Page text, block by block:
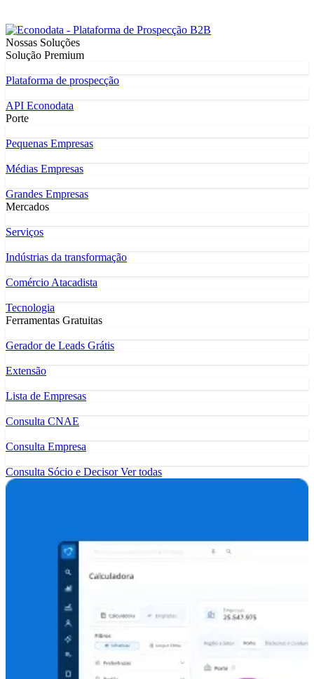
Nossas Soluções
Solução Premium
Plataforma de prospecção
API Econodata
Porte
Pequenas Empresas
Médias Empresas
Grandes Empresas
Mercados
Serviços
Indústrias da transformação
Comércio Atacadista
Tecnologia
Ferramentas Gratuitas
Gerador de Leads Grátis
Extensão
Lista de Empresas
Consulta CNAE
Consulta Empresa
Consulta Sócio e DecisorVer todas